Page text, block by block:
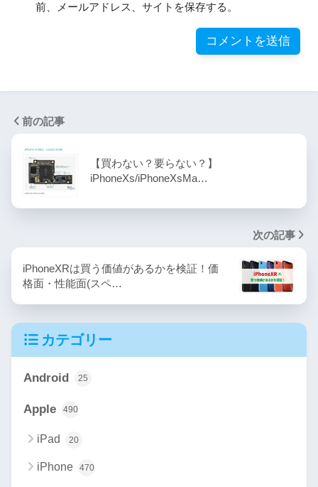
前、メールアドレス、サイトを保存する。
前の記事
【買わない？要らない？】
iPhoneXs/iPhoneXsMa…
次の記事
iPhoneXRは買う価値があるかを検証！価
格面・性能面(スペ…
カテゴリー
Android 25
Apple 490
iPad 20
iPhone 470